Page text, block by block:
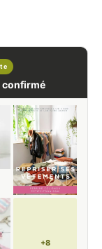
confirmé
+8